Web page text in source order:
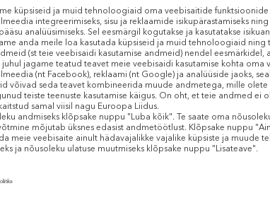
Tsitrusviljad
Südamenoot